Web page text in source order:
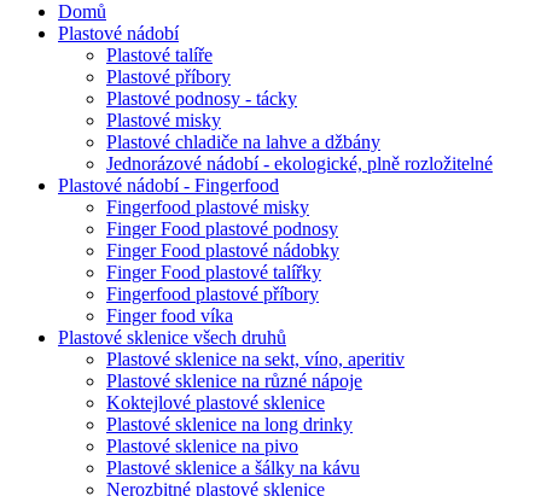
Domů
Plastové nádobí
Plastové talíře
Plastové příbory
Plastové podnosy - tácky
Plastové misky
Plastové chladiče na lahve a džbány
Jednorázové nádobí - ekologické, plně rozložitelné
Plastové nádobí - Fingerfood
Fingerfood plastové misky
Finger Food plastové podnosy
Finger Food plastové nádobky
Finger Food plastové talířky
Fingerfood plastové příbory
Finger food víka
Plastové sklenice všech druhů
Plastové sklenice na sekt, víno, aperitiv
Plastové sklenice na různé nápoje
Koktejlové plastové sklenice
Plastové sklenice na long drinky
Plastové sklenice na pivo
Plastové sklenice a šálky na kávu
Nerozbitné plastové sklenice